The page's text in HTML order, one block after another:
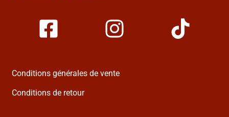
Conditions générales de vente
Conditions de retour